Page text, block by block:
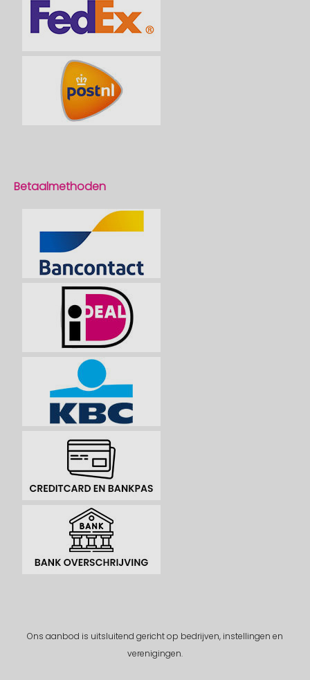
Betaalmethoden
Ons aanbod is uitsluitend gericht op bedrijven, instellingen en
verenigingen.